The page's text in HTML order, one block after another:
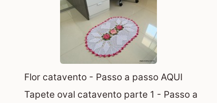
Flor catavento - Passo a passo AQUI
Tapete oval catavento parte 1 - Passo a